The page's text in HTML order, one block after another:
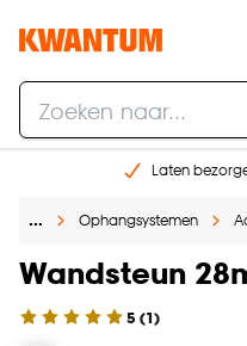
Laten
Gratis raam
… Ophangsystemen
Wandsteun
5 (1)